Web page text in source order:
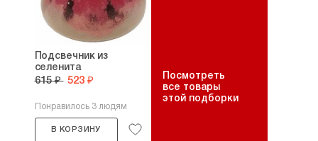
Подсвечник из
селенита
615 ₽ 523 ₽
Понравилось 3 людям
В КОРЗИНУ
Посмотреть
все товары
этой подборки